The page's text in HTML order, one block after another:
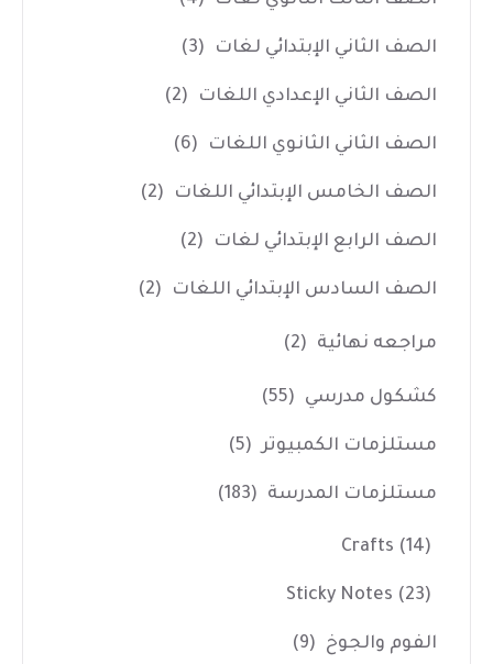
الصف الثاني الإبتدائي لغات (3)
الصف الثاني الإعدادي اللغات (2)
الصف الثاني الثانوي اللغات (6)
الصف الخامس الإبتدائي اللغات (2)
الصف الرابع الإبتدائي لغات (2)
الصف السادس الإبتدائي اللغات (2)
مراجعه نهائية (2)
كشكول مدرسي (55)
مستلزمات الكمبيوتر (5)
مستلزمات المدرسة (183)
Crafts (14)
Sticky Notes (23)
الفوم والجوخ (9)